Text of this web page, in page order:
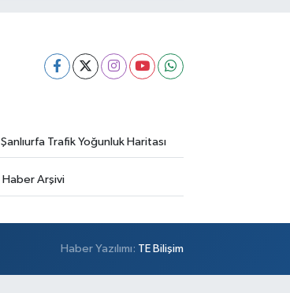
Şanlıurfa Trafik Yoğunluk Haritası
Haber Arşivi
Haber Yazılımı: TE Bilişim